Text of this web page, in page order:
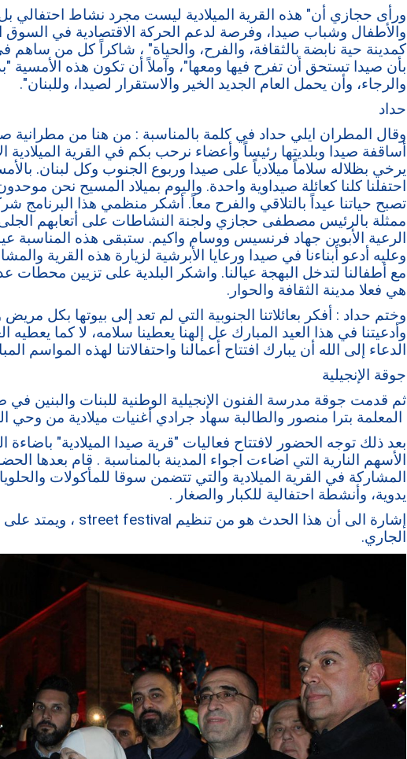
ورأى حجازي أن" هذه القرية الميلادية ليست مجرد نشاط احتفالي
والأطفال وشباب صيدا، وفرصة لدعم الحركة الاقتصادية في السوق
كمدينة حية نابضة بالثقافة، والفرح، والحياة" ، شاكراً كل من
بأن صيدا تستحق أن تفرح فيها ومعها"، وآملاً أن تكون هذه الأمسية
والرجاء، وأن يحمل العام الجديد الخير والاستقرار لصيدا، وللبنان".
حداد
وقال المطران ايلي حداد في كلمة بالمناسبة : من هنا من مطرانية
أساقفة صيدا وبلديتها رئيساً وأعضاء نرحب بكم في القرية
يرخي بظلاله سلاماً ميلادياً على صيدا وربوع الجنوب وكل لبنان.
احتفلنا كلنا كعائلة صيداوية واحدة. واليوم بميلاد المسيح نحن
ممثلة بالرئيس مصطفى حجازي ولجنة النشاطات على أتعابهم
الرعية الأبوين جهاد فرنسيس ووسام واكيم. ستبقى هذه المناسبة
وعليه أدعو أبناءنا في صيدا ورعايا الأبرشية لزيارة هذه القرية
مع أطفالنا لتدخل البهجة عيالنا. واشكر البلدية على تزيين محطات
هي فعلا مدينة الثقافة والحوار.
وختم حداد : أفكر بعائلاتنا الجنوبية التي لم تعد إلى بيوتها بكل
وأدعيتنا في هذا العيد المبارك عل إلهنا يعطينا سلامه، لا كما يعطيه
الدعاء إلى الله أن يبارك افتتاح أعمالنا واحتفالاتنا لهذه المواسم
جوقة الإنجيلية
ثم قدمت جوقة مدرسة الفنون الإنجيلية الوطنية للبنات والبنين في
المعلمة بترا منصور والطالبة سهاد جرادي أغنيات ميلادية من وحي
بعد ذلك توجه الحضور لافتتاح فعاليات "قرية صيدا الميلادية"
الأسهم النارية التي اضاءت اجواء المدينة بالمناسبة . قام بعدها
المشاركة في القرية الميلادية والتي تتضمن سوقا للمأكولات
يدوية، وأنشطة احتفالية للكبار والصغار .
الجاري.